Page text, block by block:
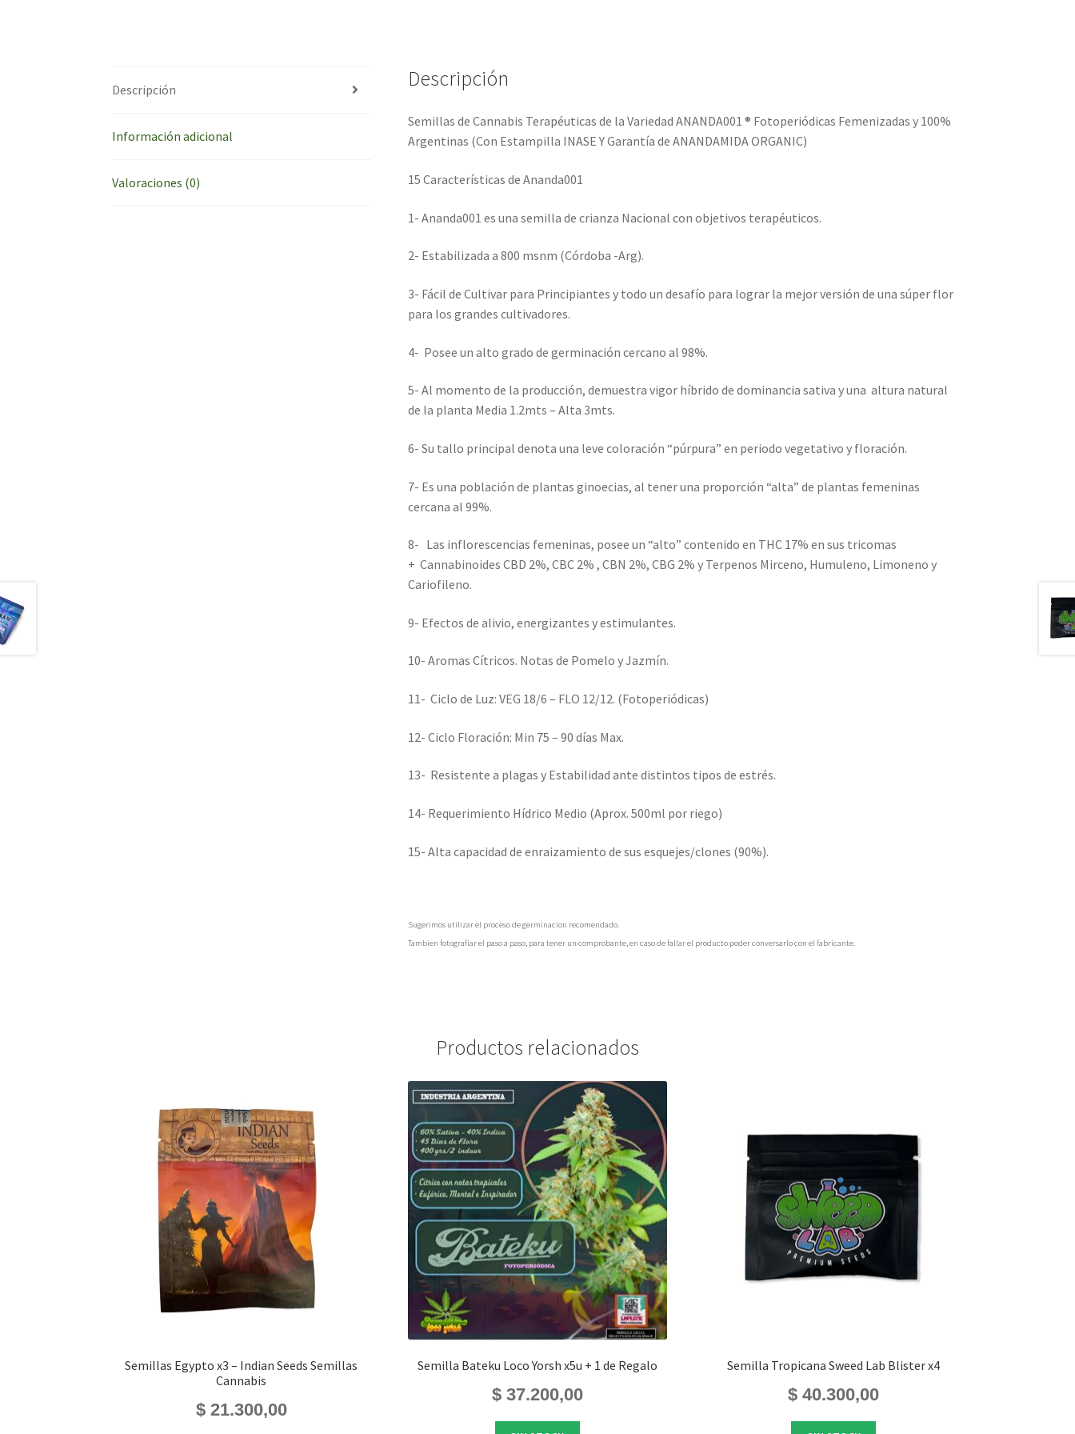
Descripción
Información adicional
Valoraciones (0)
Descripción
Semillas de Cannabis Terapéuticas de la Variedad ANANDA001 ® Fotoperiódicas Femenizadas y 100%
Argentinas (Con Estampilla INASE Y Garantía de ANANDAMIDA ORGANIC)
15 Características de Ananda001
1- Ananda001 es una semilla de crianza Nacional con objetivos terapéuticos.
2- Estabilizada a 800 msnm (Córdoba -Arg).
3- Fácil de Cultivar para Principiantes y todo un desafío para lograr la mejor versión de una súper flor
para los grandes cultivadores.
4- Posee un alto grado de germinación cercano al 98%.
5- Al momento de la producción, demuestra vigor híbrido de dominancia sativa y una altura natural
de la planta Media 1.2mts – Alta 3mts.
6- Su tallo principal denota una leve coloración “púrpura” en periodo vegetativo y floración.
7- Es una población de plantas ginoecias, al tener una proporción “alta” de plantas femeninas
cercana al 99%.
8- Las inflorescencias femeninas, posee un “alto” contenido en THC 17% en sus tricomas
+ Cannabinoides CBD 2%, CBC 2% , CBN 2%, CBG 2% y Terpenos Mirceno, Humuleno, Limoneno y
Cariofileno.
9- Efectos de alivio, energizantes y estimulantes.
10- Aromas Cítricos. Notas de Pomelo y Jazmín.
11- Ciclo de Luz: VEG 18/6 – FLO 12/12. (Fotoperiódicas)
12- Ciclo Floración: Min 75 – 90 días Max.
13- Resistente a plagas y Estabilidad ante distintos tipos de estrés.
14- Requerimiento Hídrico Medio (Aprox. 500ml por riego)
15- Alta capacidad de enraizamiento de sus esquejes/clones (90%).
Sugerimos utilizar el proceso de germinacion recomendado.
Tambien fotografiar el paso a paso, para tener un comprobante, en caso de fallar el producto poder conversarlo con el fabricante.
Productos relacionados
Semillas Egypto x3 – Indian Seeds Semillas
Cannabis
$21.300,00
Semilla Bateku Loco Yorsh x5u + 1 de Regalo
$37.200,00
Semilla Tropicana Sweed Lab Blister x4
$ 40.300,00